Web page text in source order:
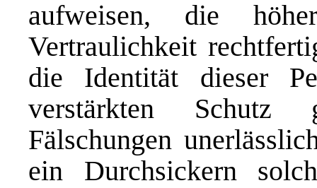
aufweisen, die
Vertraulichkeit
die Identität dieser
verstärkten Schutz
Fälschungen
ein Durchsickern